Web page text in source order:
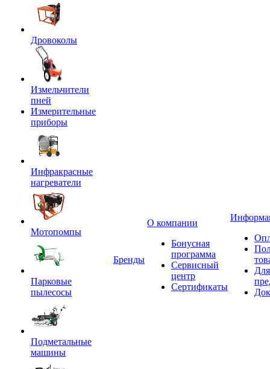
Дровоколы
Измельчители
пней
Измерительные
приборы
Инфракрасные
нагреватели
Мотопомпы
Парковые
пылесосы
Подметальные
машины
Бренды
О компании
Бонусная
программа
Сервисный
центр
Сертификаты
Для